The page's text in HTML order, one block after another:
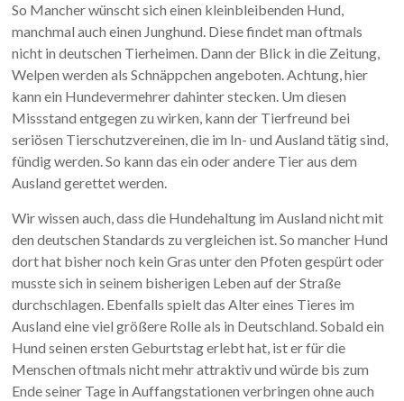
So Mancher wünscht sich einen kleinbleibenden Hund,
manchmal auch einen Junghund. Diese findet man oftmals
nicht in deutschen Tierheimen. Dann der Blick in die Zeitung,
Welpen werden als Schnäppchen angeboten. Achtung, hier
kann ein Hundevermehrer dahinter stecken. Um diesen
Missstand entgegen zu wirken, kann der Tierfreund bei
seriösen Tierschutzvereinen, die im In- und Ausland tätig sind,
fündig werden. So kann das ein oder andere Tier aus dem
Ausland gerettet werden.
Wir wissen auch, dass die Hundehaltung im Ausland nicht mit
den deutschen Standards zu vergleichen ist. So mancher Hund
dort hat bisher noch kein Gras unter den Pfoten gespürt oder
musste sich in seinem bisherigen Leben auf der Straße
durchschlagen. Ebenfalls spielt das Alter eines Tieres im
Ausland eine viel größere Rolle als in Deutschland. Sobald ein
Hund seinen ersten Geburtstag erlebt hat, ist er für die
Menschen oftmals nicht mehr attraktiv und würde bis zum
Ende seiner Tage in Auffangstationen verbringen ohne auch